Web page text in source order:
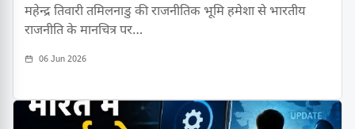
महेन्द्र तिवारी तमिलनाडु की राजनीतिक भूमि हमेशा से भारतीय
राजनीति के मानचित्र पर…
06 Jun 2026